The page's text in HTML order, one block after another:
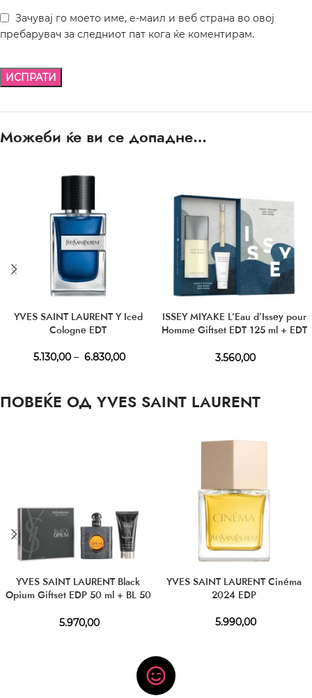
Зачувај го моето име, е-маил и веб страна во овој
пребарувач за следниот пат кога ќе коментирам.
Можеби ќе ви се допадне…
YVES SAINT LAURENT Y Iced
Cologne EDT
5.130,00 – 6.830,00
ISSEY MIYAKE L’Eau d’Issey pour
Homme Giftset EDT 125 ml + EDT
3.560,00
ПОВЕЌЕ ОД YVES SAINT LAURENT
YVES SAINT LAURENT Black
Opium Giftset EDP 50 ml + BL 50
5.970,00
YVES SAINT LAURENT Cinéma
2024 EDP
5.990,00